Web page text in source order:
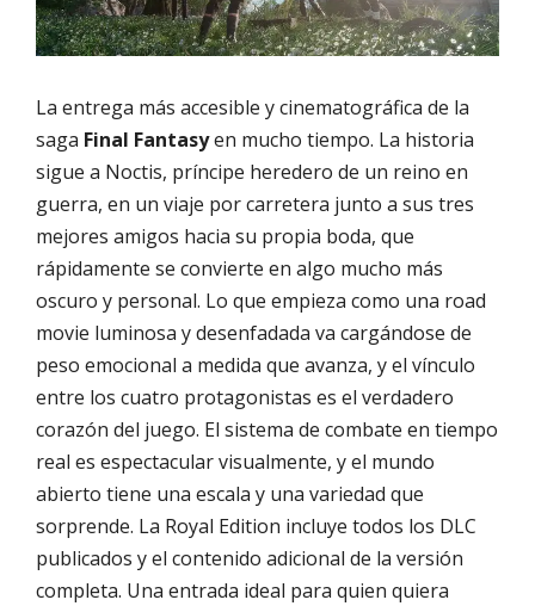
La entrega más accesible y cinematográfica de la
saga Final Fantasyen mucho tiempo. La historia
sigue a Noctis, príncipe heredero de un reino en
guerra, en un viaje por carretera junto a sus tres
mejores amigos hacia su propia boda, que
rápidamente se convierte en algo mucho más
oscuro y personal. Lo que empieza como una road
movie luminosa y desenfadada va cargándose de
peso emocional a medida que avanza, y el vínculo
entre los cuatro protagonistas es el verdadero
corazón del juego. El sistema de combate en tiempo
real es espectacular visualmente, y el mundo
abierto tiene una escala y una variedad que
sorprende. La Royal Edition incluye todos los DLC
publicados y el contenido adicional de la versión
completa. Una entrada ideal para quien quiera